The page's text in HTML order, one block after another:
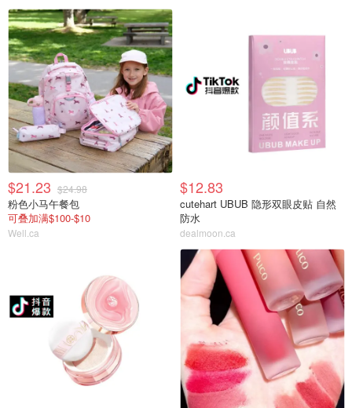
$21.23 $24.98
粉色小马午餐包
可叠加满$100-$10
Well.ca
$12.83
cutehart UBUB 隐形双眼皮贴 自然
防水
dealmoon.ca